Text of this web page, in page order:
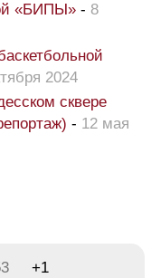
«БИПЫ» - 8
2024
сквере
- 12 мая
+1